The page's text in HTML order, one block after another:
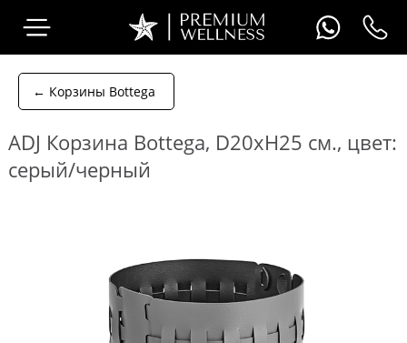
← Корзины Bottega
ADJ Корзина Bottega, D20xH25 см., цвет:
серый/черный